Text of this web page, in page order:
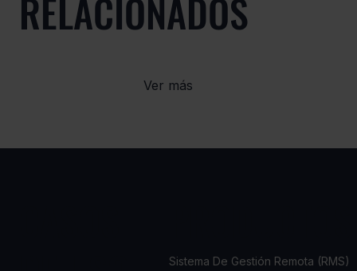
RELACIONADOS
Ver más
Sistema De Gestión Remota (RMS)